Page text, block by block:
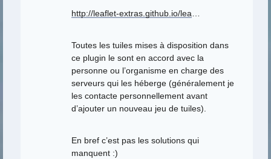
http://leaflet-extras.github.io/lea…
Toutes les tuiles mises à disposition dans
ce plugin le sont en accord avec la
personne ou l’organisme en charge des
serveurs qui les héberge (généralement je
les contacte personnellement avant
d’ajouter un nouveau jeu de tuiles).
En bref c’est pas les solutions qui
manquent :)